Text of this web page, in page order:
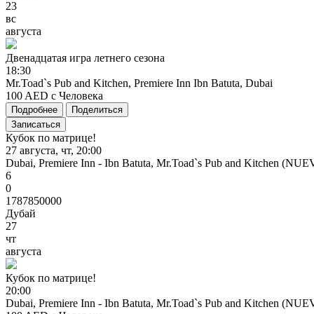
23
вс
августа
Двенадцатая игра летнего сезона
18:30
Mr.Toad`s Pub and Kitchen, Premiere Inn Ibn Batuta, Dubai
100 AED с Человека
Подробнее
Поделиться
Записаться
Кубок по матрице!
27 августа, чт, 20:00
Dubai, Premiere Inn - Ibn Batuta, Mr.Toad`s Pub and Kitchen
6
0
1787850000
Дубай
27
чт
августа
Кубок по матрице!
20:00
Dubai, Premiere Inn - Ibn Batuta, Mr.Toad`s Pub and Kitchen